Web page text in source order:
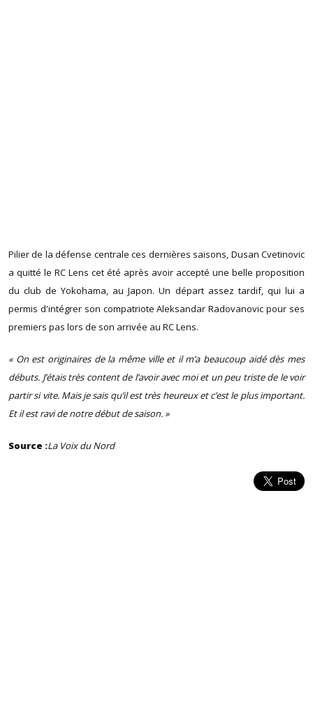
Pilier de la défense centrale ces dernières saisons, Dusan Cvetinovic
a quitté le RC Lens cet été après avoir accepté une belle proposition
du club de Yokohama, au Japon. Un départ assez tardif, qui lui a
permis d'intégrer son compatriote Aleksandar Radovanovic pour ses
premiers pas lors de son arrivée au RC Lens.
« On est originaires de la même ville et il m’a beaucoup aidé dès mes
débuts. J’étais très content de l’avoir avec moi et un peu triste de le voir
partir si vite. Mais je sais qu’il est très heureux et c’est le plus important.
Et il est ravi de notre début de saison. »
Source :La Voix du Nord